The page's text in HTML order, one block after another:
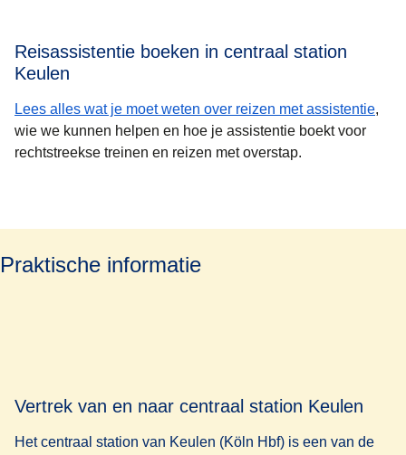
Reisassistentie boeken in centraal station
Keulen
Lees alles wat je moet weten over reizen met assistentie,
wie we kunnen helpen en hoe je assistentie boekt voor
rechtstreekse treinen en reizen met overstap.
Praktische informatie
Vertrek van en naar centraal station Keulen
Het centraal station van Keulen (Köln Hbf) is een van de